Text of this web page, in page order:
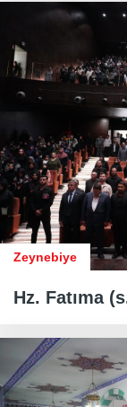
Zeynebiye
Hz. Fatıma